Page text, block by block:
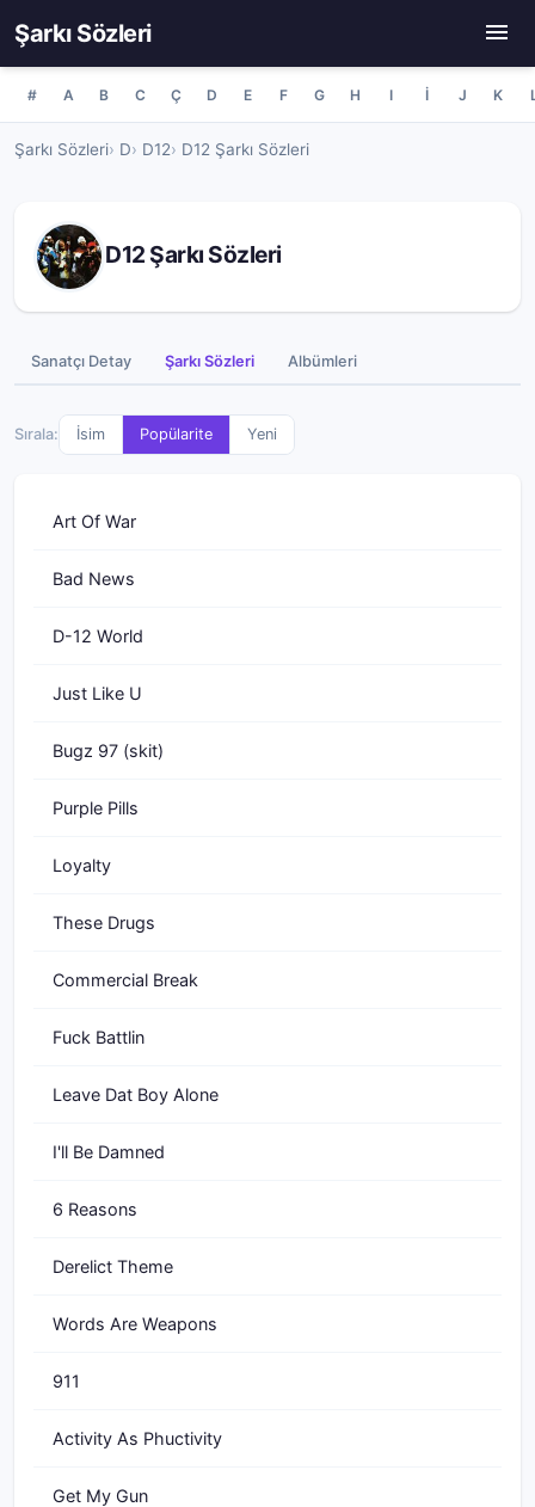
Şarkı Sözleri
# A B C Ç D E F G H I İ J K
Şarkı Sözleri D D12 D12 Şarkı Sözleri
D12 Şarkı Sözleri
Sanatçı Detay Şarkı Sözleri Albümleri
Sırala: İsim Popülarite Yeni
Art Of War
Bad News
D-12 World
Just Like U
Bugz 97 (skit)
Purple Pills
Loyalty
These Drugs
Commercial Break
Fuck Battlin
Leave Dat Boy Alone
I'll Be Damned
6 Reasons
Derelict Theme
Words Are Weapons
911
Activity As Phuctivity
Get My Gun